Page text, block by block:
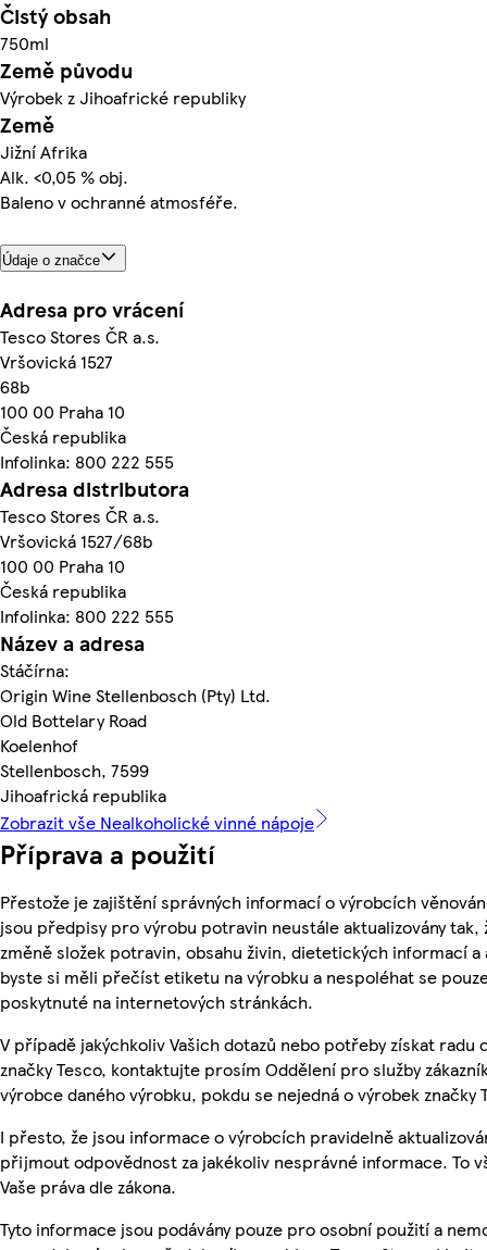
Čistý obsah
750ml
Země původu
Výrobek z Jihoafrické republiky
Země
Jižní Afrika
Alk. <0,05 % obj.
Baleno v ochranné atmosféře.
Údaje o značce
Adresa pro vrácení
Tesco Stores ČR a.s.
Vršovická 1527
68b
100 00 Praha 10
Česká republika
Infolinka: 800 222 555
Adresa distributora
Tesco Stores ČR a.s.
Vršovická 1527/68b
100 00 Praha 10
Česká republika
Infolinka: 800 222 555
Název a adresa
Stáčírna:
Origin Wine Stellenbosch (Pty) Ltd.
Old Bottelary Road
Koelenhof
Stellenbosch, 7599
Jihoafrická republika
Zobrazit vše Nealkoholické vinné nápoje
Příprava a použití
Přestože je zajištění správných informací o výrobcích
jsou předpisy pro výrobu potravin neustále aktualizovány tak,
změně složek potravin, obsahu živin, dietetických informací a
byste si měli přečíst etiketu na výrobku a nespoléhat se
poskytnuté na internetových stránkách.
V případě jakýchkoliv Vašich dotazů nebo potřeby získat radu
značky Tesco, kontaktujte prosím Oddělení pro služby
výrobce daného výrobku, pokdu se nejedná o výrobek značky
I přesto, že jsou informace o výrobcích pravidelně
přijmout odpovědnost za jakékoliv nesprávné informace. To
Vaše práva dle zákona.
Tyto informace jsou podávány pouze pro osobní použití a